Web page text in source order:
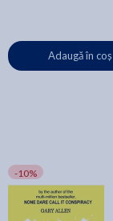
Adaugă în coș
-10%